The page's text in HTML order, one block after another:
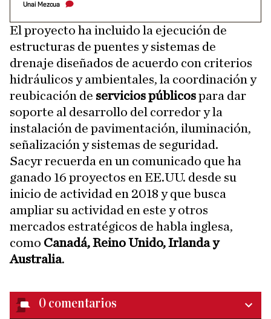
Unai Mezcua
El proyecto ha incluido la ejecución de
estructuras de puentes y sistemas de
drenaje diseñados de acuerdo con criterios
hidráulicos y ambientales, la coordinación y
reubicación de servicios públicospara dar
soporte al desarrollo del corredor y la
instalación de pavimentación, iluminación,
señalización y sistemas de seguridad.
Sacyr recuerda en un comunicado que ha
ganado 16 proyectos en EE.UU. desde su
inicio de actividad en 2018 y que busca
ampliar su actividad en este y otros
mercados estratégicos de habla inglesa,
como Canadá, Reino Unido, Irlanda y
Australia.
0 comentarios